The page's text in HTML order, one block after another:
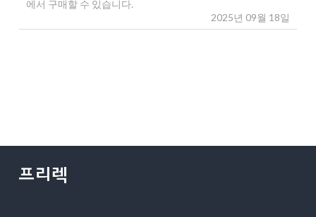
에서 구매할 수 있습니다.
2025년 09월 18일